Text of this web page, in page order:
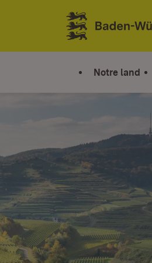
Sauter au contenu
Link zur Startseite
Notre land